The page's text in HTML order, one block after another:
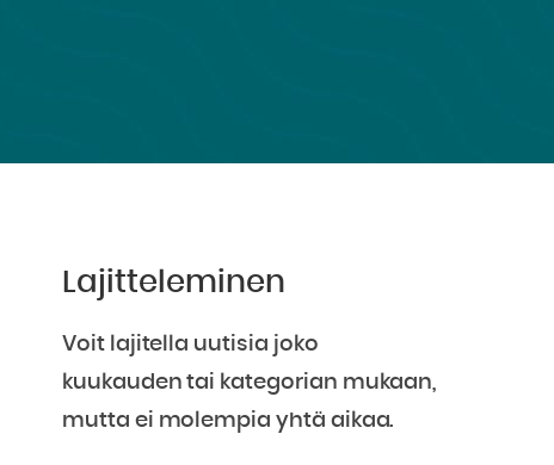
Lajitteleminen
Voit lajitella uutisia joko
kuukauden tai kategorian mukaan,
mutta ei molempia yhtä aikaa.